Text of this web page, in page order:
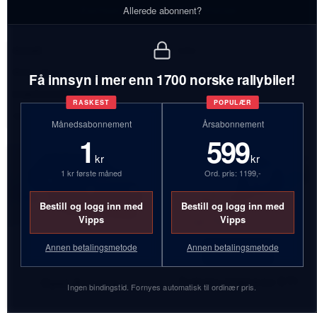
Allerede abonnent?
Få innsyn i mer enn 1700 norske rallybiler!
RASKEST
Månedsabonnement
1 kr
1 kr første måned
Bestill og logg inn med
Vipps
Annen betalingsmetode
POPULÆR
Årsabonnement
599kr
Ord. pris: 1199,-
Bestill og logg inn med
Vipps
Annen betalingsmetode
Ingen bindingstid. Fornyes automatisk til ordinær pris.
Eierhistorikk - Jan Olav Stensli
2 biler
Bilmerker:
Inaktive biler:
AX30840
Opel Ascona
KF81143
Subaru Impreza STI